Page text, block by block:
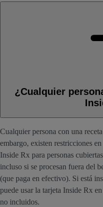
¿Cualquier
Cualquier persona con una
embargo, existen restricciones
Inside Rx para personas
incluso si se procesan fuera del
(que paga en efectivo). Si está
puede usar la tarjeta Inside Rx
no incluidos.